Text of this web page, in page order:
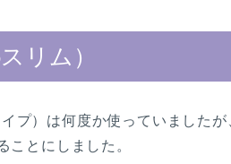
リム）
プ）は何度か使っていましたが
ことにしました。